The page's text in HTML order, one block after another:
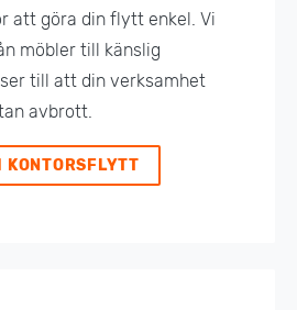
att göra din flytt enkel. Vi
möbler till känslig
till att din verksamhet
avbrott.
KONTORSFLYTT